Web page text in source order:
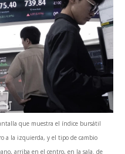
que muestra el índice bursátil
a la izquierda, y el tipo de cambio
arriba en el centro, en la sala. de